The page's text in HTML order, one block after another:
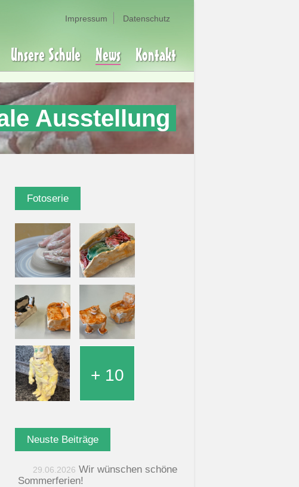
Impressum Datenschutz
Unsere Schule News Kontakt
Ausstellung
Fotoserie
+ 10
Neuste Beiträge
29.06.2026 Wir wünschen schöne
Sommerferien!